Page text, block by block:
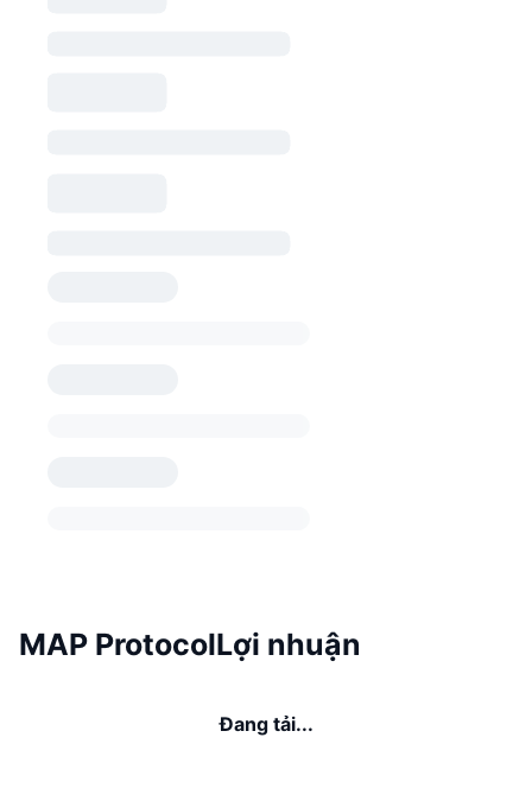
MAP ProtocolLợi nhuận
Đang tải...